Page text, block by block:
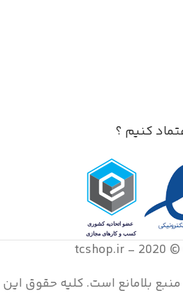
کنیم ؟
tcshop.ir - 2020 ©
بلامانع است. کليه حقوق اين